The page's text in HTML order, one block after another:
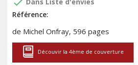
done
Référence:
de Michel Onfray, 596 pages
Découvir la 4ème de couverture